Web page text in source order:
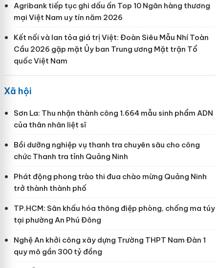
Agribank tiếp tục ghi dấu ấn Top 10 Ngân hàng thương
mại Việt Nam uy tín năm 2026
Kết nối và lan tỏa giá trị Việt: Đoàn Siêu Mẫu Nhí Toàn
Cầu 2026 gặp mặt Ủy ban Trung ương Mặt trận Tổ
quốc Việt Nam
Xã hội
Sơn La: Thu nhận thành công 1.664 mẫu sinh phẩm ADN
của thân nhân liệt sĩ
Bồi dưỡng nghiệp vụ thanh tra chuyên sâu cho công
chức Thanh tra tỉnh Quảng Ninh
Phát động phong trào thi đua chào mừng Quảng Ninh
trở thành thành phố
TP.HCM: Sân khấu hóa thông điệp phòng, chống ma túy
tại phường An Phú Đông
Nghệ An khởi công xây dựng Trường THPT Nam Đàn 1
quy mô gần 300 tỷ đồng